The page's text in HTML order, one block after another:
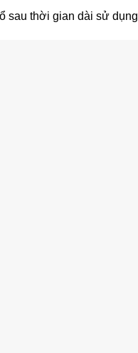
sau thời gian dài sử dụng